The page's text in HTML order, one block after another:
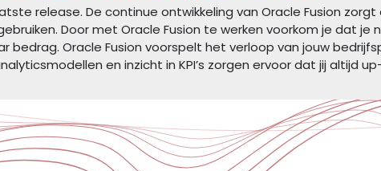
release. De continue ontwikkeling van Oracle Fusion
Door met Oracle Fusion te werken voorkom je dat
bedrag. Oracle Fusion voorspelt het verloop van jouw
en inzicht in KPI’s zorgen ervoor dat jij altijd